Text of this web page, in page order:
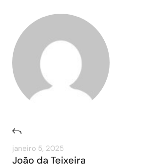
janeiro 5, 2025
João da Teixeira